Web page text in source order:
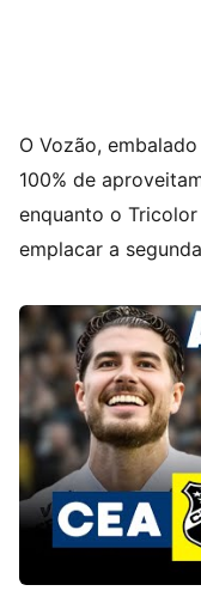
O Vozão,
100% de
enquanto o
emplacar a